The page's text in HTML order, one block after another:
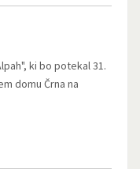
ki bo potekal 31.
domu Črna na